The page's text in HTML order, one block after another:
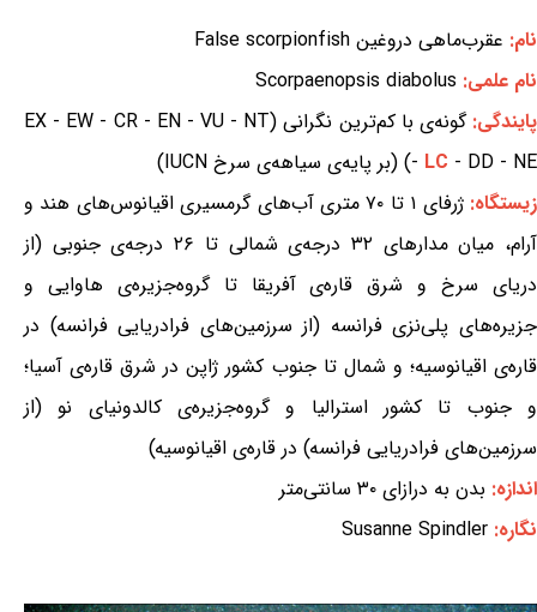
نام: عقرب‌ماهی دروغین False scorpionfish
نام علمی: Scorpaenopsis diabolus
پایندگی:
گونه‌ی با کم‌ترین نگرانی (EX - EW - CR - EN - VU - NT
- LC - DD - NE) (بر پایه‌ی سیاهه‌ی سرخ IUCN)
زیستگاه:
ژرفای ۱ تا ۷۰ متری آب‌های گرمسیری اقیانوس‌های هند و
آرام، میان مدارهای ۳۲ درجه‌ی شمالی تا ۲۶ درجه‌ی جنوبی (از
دریای سرخ و شرق قاره‌ی آفریقا تا گروه‌جزیره‌ی هاوایی و
جزیره‌های پلی‌نزی فرانسه (از سرزمین‌های فرادریایی فرانسه) در
قاره‌ی اقیانوسیه؛ و شمال تا جنوب کشور ژاپن در شرق قاره‌ی آسیا؛
و جنوب تا کشور استرالیا و گروه‌جزیره‌ی کالدونیای نو (از
سرزمین‌های فرادریایی فرانسه) در قاره‌ی اقیانوسیه)
اندازه: بدن به درازای ۳۰ سانتی‌متر
نگاره: Susanne Spindler